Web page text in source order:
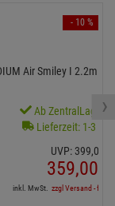
85cmAir Smiley I 2.2m
Ab ZentralLager
Lieferzeit: 1-3
UVP: 399,00
359,00
inkl. MwSt. zzgl Versand - frei
- 10 %
›